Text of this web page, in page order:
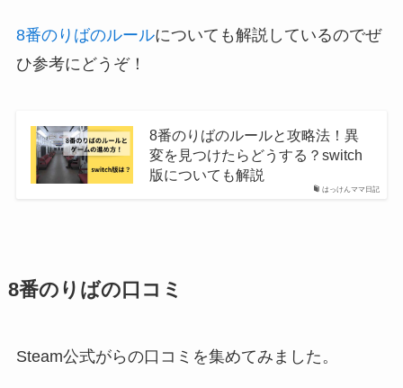
8番のりばのルールについても解説しているのでぜ
ひ参考にどうぞ！
はっけんママ日記
8番のりばのルールと攻略法！異
変を見つけたらどうする？switch
版についても解説
8番のりばの口コミ
Steam公式がらの口コミを集めてみました。